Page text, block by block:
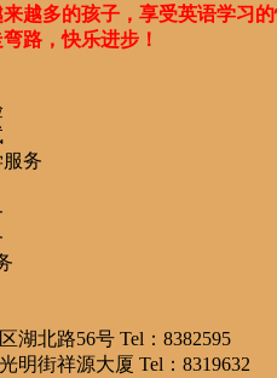
多的孩子，享受英语学习的
，快乐进步！
务
北路56号 Tel：8382595
街祥源大厦 Tel：8319632